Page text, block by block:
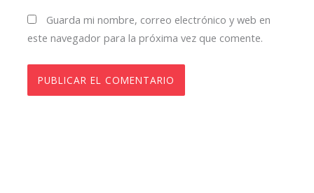
Guarda mi nombre, correo electrónico y web en
este navegador para la próxima vez que comente.